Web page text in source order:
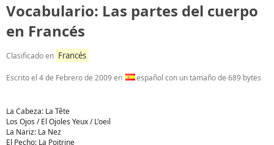
Vocabulario: Las partes del cuerpo
en Francés
Clasificado en Francés
Escrito el 4 de Febrero de 2009en español con un tamaño de 689 bytes
La Cabeza: La Tête
Los Ojos / El Ojoles Yeux / L'oeil
La Nariz: La Nez
El Pecho: La Poitrine